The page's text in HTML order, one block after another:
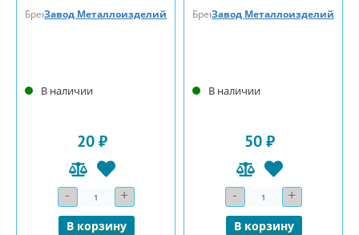
БрендЗавод Металлоизделий
В наличии
20 ₽
- Количество+
В корзину
БрендЗавод Металлоизделий
В наличии
50 ₽
- Количество+
В корзину